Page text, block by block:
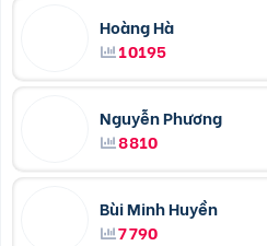
Hoàng Hà
10195
Nguyễn Phương
8810
Bùi Minh Huyền
7790